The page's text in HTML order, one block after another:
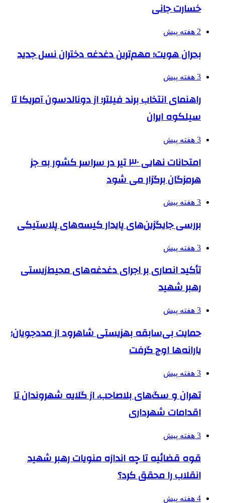
خسارت جانی
2 هفته پیش
بحران هویت؛ مهم‌ترین دغدغه دختران نسل جدید
3 هفته پیش
راهنمای انتخاب برند فیلتر؛ از دونالدسون آمریکا تا
سیلکوه ایران
3 هفته پیش
امتحانات نهایی ۳۰ تیر در سراسر کشور به جز
هرمزگان برگزار می شود
3 هفته پیش
بررسی جایگزین‌های پایدار کیسه‌های پلاستیکی
3 هفته پیش
تأکید انصاری بر اجرای دغدغه‌های محیط‌زیستی
رهبر شهید
3 هفته پیش
حمایت بی‌سابقه بهزیستی شاهرود از مددجویان؛
یارانه‌ها اوج گرفت
3 هفته پیش
تهران و سگ‌های بلاصاحب، از گلایه شهروندان تا
اقدامات شهرداری
3 هفته پیش
قوه قضائیه تا چه اندازه منویات رهبر شهید
انقلاب را محقق کرد؟
4 هفته پیش